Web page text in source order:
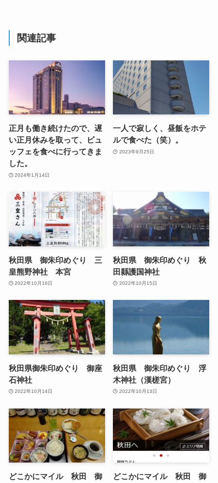
関連記事
正月も働き続けたので、遅
い正月休みを取って、ビュ
ッフェを食べに行ってきま
した。
2024年1月14日
一人で寂しく、昼飯をホテ
ルで食べた（笑）。
2023年9月25日
秋田県 御朱印めぐり 三
皇熊野神社 本宮
2022年10月16日
秋田県 御朱印めぐり 秋
田縣護国神社
2022年10月15日
秋田県御朱印めぐり 御座
石神社
2022年10月14日
秋田県 御朱印めぐり 浮
木神社（漢槎宮）
2022年10月13日
どこかにマイル 秋田 御
どこかにマイル 秋田 御